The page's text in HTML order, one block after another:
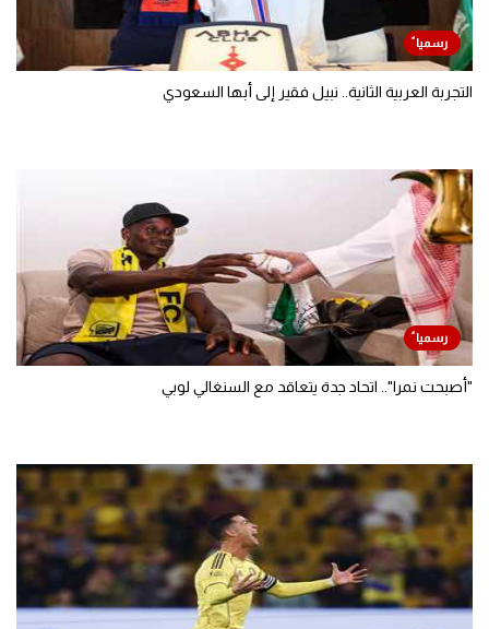
التجربة العربية الثانية.. نبيل فقير إلى أبها السعودي
"أصبحت نمرا".. اتحاد جدة يتعاقد مع السنغالي لوبي